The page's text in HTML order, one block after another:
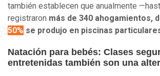
también establecen que anualmente
registraron más de 340 ahogamientos,
50% se produjo en piscinas
Natación para bebés: Clases
entretenidas también son una